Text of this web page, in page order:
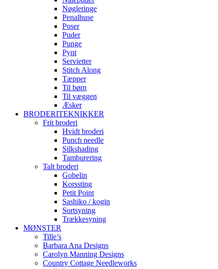
Nøgleringe
Penalhuse
Poser
Puder
Punge
Pynt
Servietter
Stitch Along
Tæpper
Til børn
Til væggen
Æsker
BRODERITEKNIKKER
Frit broderi
Hvidt broderi
Punch needle
Silkshading
Tamburering
Talt broderi
Gobelin
Korssting
Petit Point
Sashiko / kogin
Sortsyning
Trækkesyning
MØNSTER
Tille’s
Barbara Ana Designs
Carolyn Manning Designs
Country Cottage Needleworks